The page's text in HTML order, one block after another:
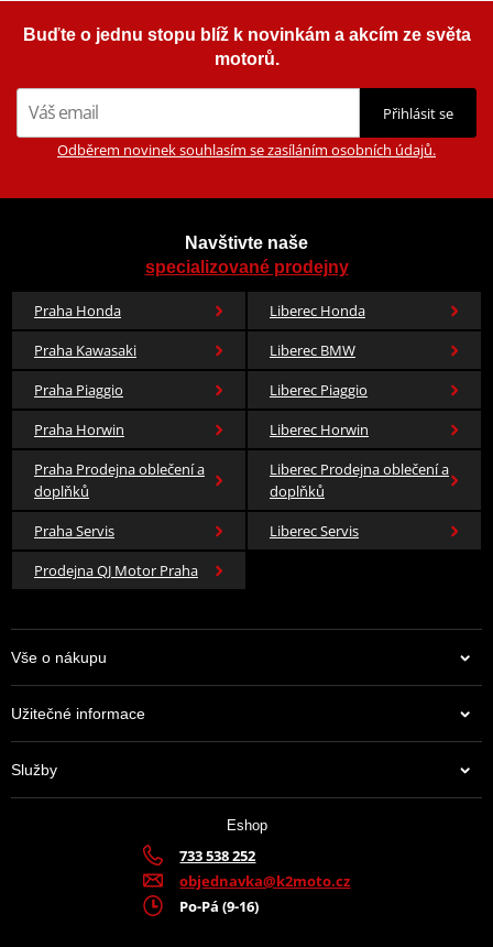
Buďte o jednu stopu blíž k novinkám a akcím ze světa
motorů.
Přihlásit se
Odběrem novinek souhlasím se zasíláním osobních údajů.
Navštivte naše
specializované prodejny
Praha Honda
Liberec Honda
Praha Kawasaki
Liberec BMW
Praha Piaggio
Liberec Piaggio
Praha Horwin
Liberec Horwin
Praha Prodejna oblečení a
doplňků
Liberec Prodejna oblečení a
doplňků
Praha Servis
Liberec Servis
Prodejna QJ Motor Praha
Vše o nákupu
Užitečné informace
Služby
Eshop
733 538 252
objednavka@k2moto.cz
Po-Pá (9-16)